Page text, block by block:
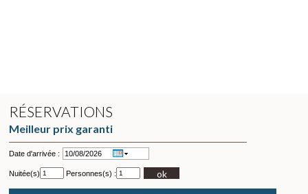
RÉSERVATIONS
Meilleur prix garanti
Date d'arrivée :
Nuitée(s) Personnes(s) : ok